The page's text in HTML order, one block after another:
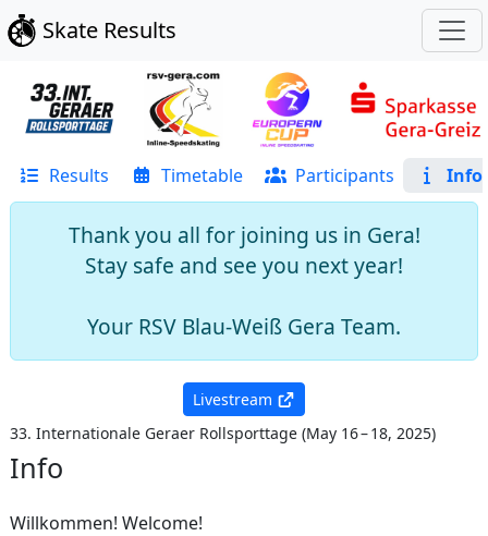
Skate Results
Results Timetable Participants Info
Thank you all for joining us in Gera!
Stay safe and see you next year!
Your RSV Blau-Weiß Gera Team.
Livestream
33. Internationale Geraer Rollsporttage (May 16 – 18, 2025)
Info
Willkommen! Welcome!